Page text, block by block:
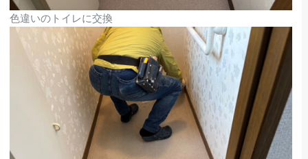
色違いのトイレに交換